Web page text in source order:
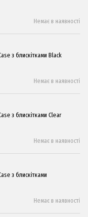
Немає в наявності
з блискітками Black
Немає в наявності
з блискітками Clear
Немає в наявності
з блискітками
Немає в наявності